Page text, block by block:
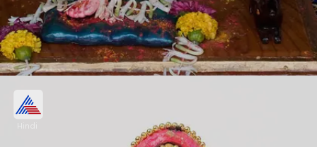
भगवान श्रीगणेश को विनायकी चतुर्थी पर मोदक या मोतीचूर के